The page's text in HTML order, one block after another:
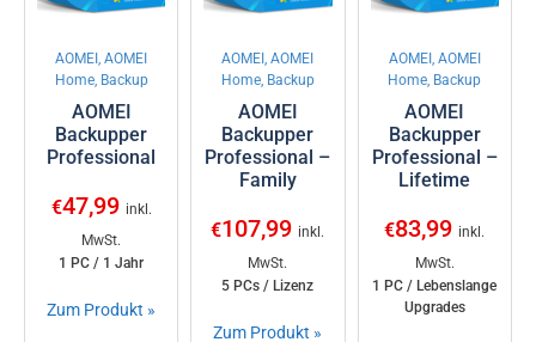
AOMEI, AOMEI
Home, Backup
AOMEI
Backupper
Professional
€47,99 inkl.
MwSt.
1 PC / 1 Jahr
Zum Produkt »
AOMEI, AOMEI
Home, Backup
AOMEI
Backupper
Professional –
Family
€107,99 inkl.
MwSt.
5 PCs / Lizenz
Zum Produkt »
AOMEI, AOMEI
Home, Backup
AOMEI
Backupper
Professional –
Lifetime
€83,99 inkl.
MwSt.
1 PC / Lebenslange
Upgrades